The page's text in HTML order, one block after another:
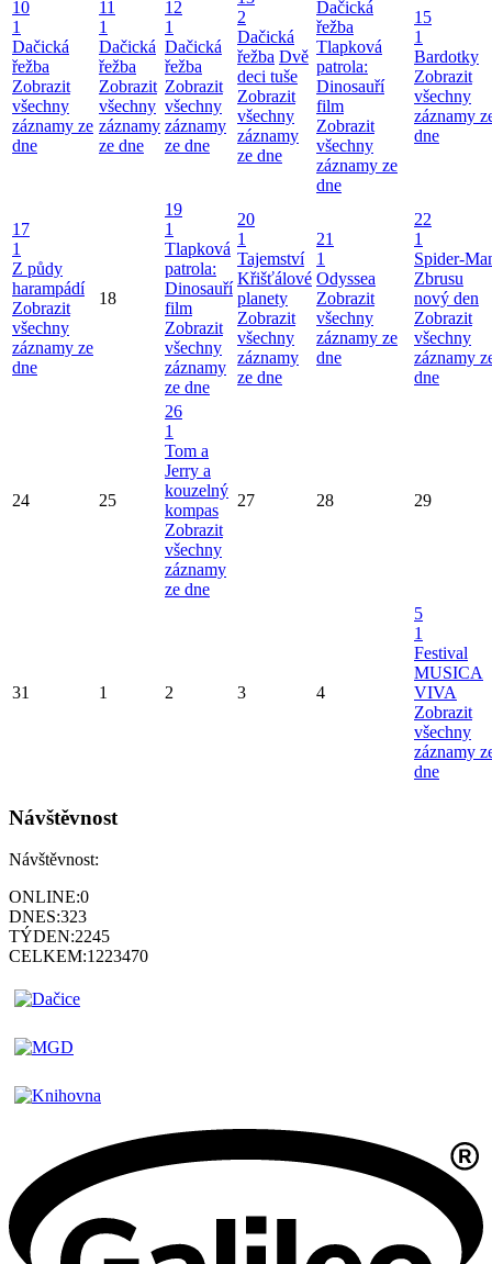
10
1
Dačická
řežba
Zobrazit
všechny
záznamy ze
dne
11
1
Dačická
řežba
Zobrazit
všechny
záznamy
ze dne
12
1
Dačická
řežba
Zobrazit
všechny
záznamy
ze dne
2
Dačická
řežba Dvě
deci tuše
Zobrazit
všechny
záznamy
ze dne
Dačická
řežba
Tlapková
patrola:
Dinosauří
film
Zobrazit
všechny
záznamy ze
dne
15
1
Bardotky
Zobrazit
všechny
záznamy
dne
17
1
Z půdy
harampádí
Zobrazit
všechny
záznamy ze
dne
18
19
1
Tlapková
patrola:
Dinosauří
film
Zobrazit
všechny
záznamy
ze dne
20
1
Tajemství
Křišťálové
planety
Zobrazit
všechny
záznamy
ze dne
21
1
Odyssea
Zobrazit
všechny
záznamy ze
dne
22
1
Spider-
Zbrusu
nový den
Zobrazit
všechny
záznamy
dne
24 25
26
1
Tom a
Jerry a
kouzelný
kompas
Zobrazit
všechny
záznamy
ze dne
27 28 29
31 1 2 3 4
5
1
Festival
MUSICA
VIVA
Zobrazit
všechny
záznamy
dne
Návštěvnost
Návštěvnost:
ONLINE:0
DNES:323
TÝDEN:2245
CELKEM:1223470